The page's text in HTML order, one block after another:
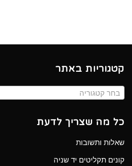
קטגוריות באתר
בחר קטגוריה
כל מה שצריך לדעת
שאלות ותשובות
קונים תקליטים יד שניה